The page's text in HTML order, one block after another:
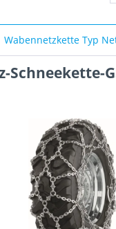
Wabennetzkette Typ
Schneekette-